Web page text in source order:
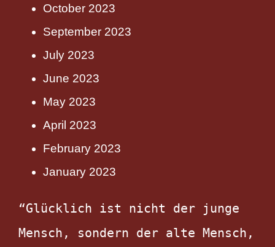
October 2023
September 2023
July 2023
June 2023
May 2023
April 2023
February 2023
January 2023
“Glücklich ist nicht der junge
Mensch, sondern der alte Mensch,